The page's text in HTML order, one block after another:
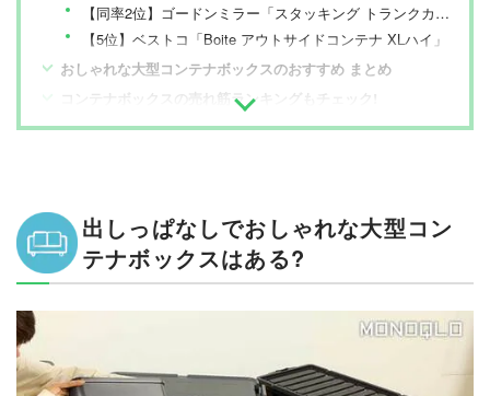
【同率2位】ゴードンミラー「スタッキング トランクカーゴ 70L」
【5位】ベストコ「Boite アウトサイドコンテナ XLハイ」
おしゃれな大型コンテナボックスのおすすめ まとめ
コンテナボックスの売れ筋ランキングもチェック!
出しっぱなしでおしゃれな大型コン
テナボックスはある?